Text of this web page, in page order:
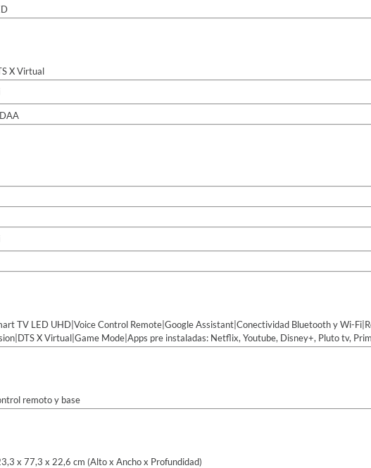
X Virtual
TV LED UHD|Voice Control Remote|Google Assistant|Conectividad Bluetooth y Wi-
X Virtual|Game Mode|Apps pre instaladas: Netflix, Youtube, Disney+, Pluto tv,
remoto y base
x 77,3 x 22,6 cm (Alto x Ancho x Profundidad)